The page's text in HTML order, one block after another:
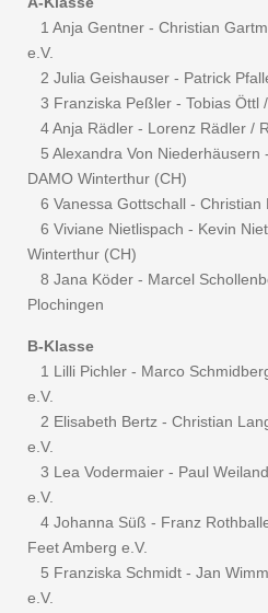
1 Anja Gentner - Christian
e.V.
2 Julia Geishauser - Patrick
3 Franziska Peßler - Tobias Öttl
4 Anja Rädler - Lorenz Rädler /
5 Alexandra Von Niederhäusern
DAMO Winterthur (CH)
6 Vanessa Gottschall - Christian
6 Viviane Nietlispach - Kevin
Winterthur (CH)
8 Jana Köder - Marcel
Plochingen
B-Klasse
1 Lilli Pichler - Marco
e.V.
2 Elisabeth Bertz - Christian
e.V.
3 Lea Vodermaier - Paul
e.V.
4 Johanna Süß - Franz
Feet Amberg e.V.
5 Franziska Schmidt - Jan
e.V.